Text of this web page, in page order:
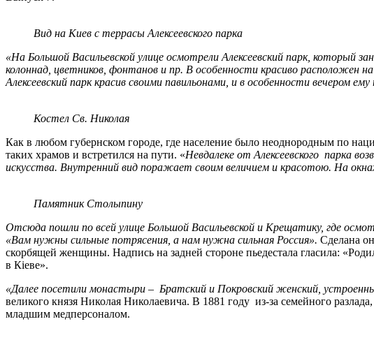
Вид на Киев с террасы Алексеевского парка
«На Большой Васильевской улице осмотрели Алексеевский парк, который
колоннад, цветников, фонтанов и пр. В особенности красиво расположен
Алексеевский парк красив своими павильонами, и в особенности вечером
Костел Св. Николая
Как в любом губернском городе, где население было неоднородным по
таких храмов и встретился на пути. «Невдалеке от Алексеевского парка
искусства. Внутренний вид поражает своим величием и красотою. На
Памятник Столыпину
Отсюда пошли по всей улице Большой Васильевской и Крещатику, где
«Вам нужны сильные потрясения, а нам нужна сильная Россия». Сделана
скорбящей женщины. Надпись на задней стороне пьедестала гласила:
в Кіеве».
«Далее посетили монастыри – Братский и Покровский женский,
великого князя Николая Николаевича. В 1881 году из-за семейного
младшим медперсоналом.